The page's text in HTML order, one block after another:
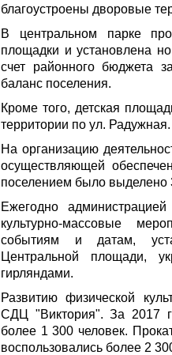
благоустроены дворовые
В центральном парке
площадки и установлена
счет районного бюджета
баланс поселения.
Кроме того, детская
территории по ул. Радужная.
На организацию
осуществляющей
поселением было выделено
Ежегодно администрацией
культурно-массовые
событиям и датам,
Центральной площади,
гирляндами.
Развитию физической
СДЦ "Виктория". За 2017
более 1 300 человек.
воспользовались более 2